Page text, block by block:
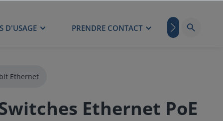
D'USAGE PRENDRE CONTACT BLOG
Ethernet
Ethernet PoE